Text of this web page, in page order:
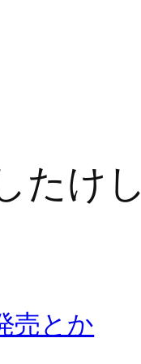
たけし
売とか